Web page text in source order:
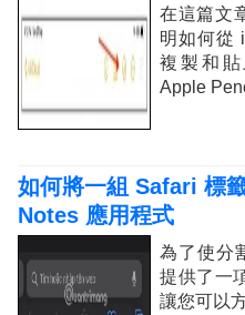
在這篇文
明如何從
複製和
Apple
如何將一組 Safari 標
Notes 應用程式
為了使分
提供了一
讓您可以